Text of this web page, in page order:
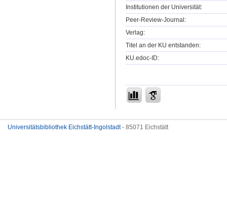
Institutionen der Universität:
Peer-Review-Journal:
Verlag:
Titel an der KU entstanden:
KU.edoc-ID:
Universitätsbibliothek Eichstätt-Ingolstadt- 85071 Eichstätt